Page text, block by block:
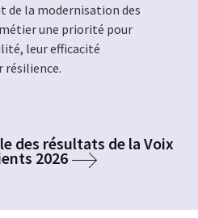
de la modernisation des
une priorité pour
leur efficacité
des résultats de la Voix
2026